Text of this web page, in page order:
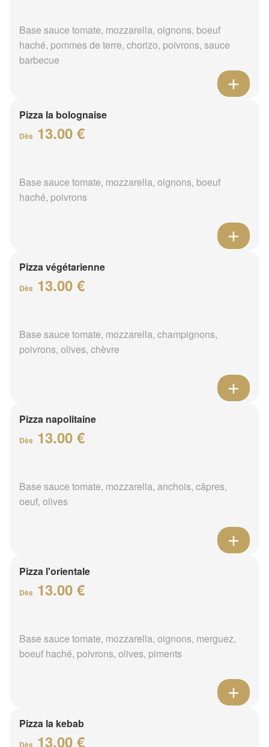
Base sauce tomate, mozzarella, oignons, boeuf
haché, pommes de terre, chorizo, poivrons, sauce
barbecue
Pizza la bolognaise
Dès 13.00 €
Base sauce tomate, mozzarella, oignons, boeuf
haché, poivrons
Pizza végétarienne
Dès 13.00 €
Base sauce tomate, mozzarella, champignons,
poivrons, olives, chèvre
Pizza napolitaine
Dès 13.00 €
Base sauce tomate, mozzarella, anchois, câpres,
oeuf, olives
Pizza l'orientale
Dès 13.00 €
Base sauce tomate, mozzarella, oignons, merguez,
boeuf haché, poivrons, olives, piments
Pizza la kebab
Dès 13.00 €